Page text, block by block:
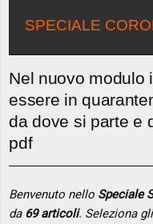
SPECIALE
Nel nuovo modulo
essere in
da dove si parte e
pdf
Benvenuto nello Speciale
da 69 articoli. Seleziona